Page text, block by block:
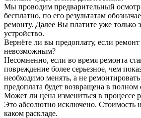
Мы проводим предварительный осмотр
бесплатно, по его результатам
ремонту. Далее Вы платите уже только
устройство.
Вернёте ли вы предоплату, если ремонт
невозможным?
Несомненно, если во время ремонта
повреждение более серьезное, чем
необходимо менять, а не
предоплата будет возвращена в полном
Может ли цена измениться в процессе
Это абсолютно исключено. Стоимость
каком раскладе.